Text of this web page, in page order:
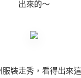
出來的～
服裝走秀，看得出來